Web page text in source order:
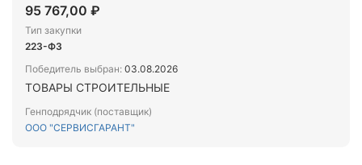
95 767,00 ₽
Тип закупки
223-ФЗ
Победитель выбран: 03.08.2026
ТОВАРЫ СТРОИТЕЛЬНЫЕ
Генподрядчик (поставщик)
ООО "СЕРВИСГАРАНТ"